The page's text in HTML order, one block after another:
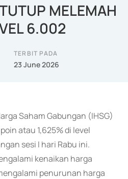
MELEMAH
6.002
TERBIT PADA
23 June 2026
Saham Gabungan (IHSG)
atau 1,625% di level
sesi I hari Rabu ini.
kenaikan harga
penurunan harga